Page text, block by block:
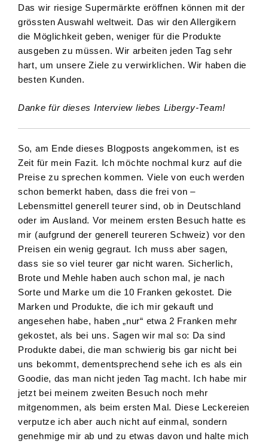
Das wir riesige Supermärkte eröffnen können mit der
grössten Auswahl weltweit. Das wir den Allergikern
die Möglichkeit geben, weniger für die Produkte
ausgeben zu müssen. Wir arbeiten jeden Tag sehr
hart, um unsere Ziele zu verwirklichen. Wir haben die
besten Kunden.
Danke für dieses Interview liebes Libergy-Team!
So, am Ende dieses Blogposts angekommen, ist es
Zeit für mein Fazit. Ich möchte nochmal kurz auf die
Preise zu sprechen kommen. Viele von euch werden
schon bemerkt haben, dass die frei von –
Lebensmittel generell teurer sind, ob in Deutschland
oder im Ausland. Vor meinem ersten Besuch hatte es
mir (aufgrund der generell teureren Schweiz) vor den
Preisen ein wenig gegraut. Ich muss aber sagen,
dass sie so viel teurer gar nicht waren. Sicherlich,
Brote und Mehle haben auch schon mal, je nach
Sorte und Marke um die 10 Franken gekostet. Die
Marken und Produkte, die ich mir gekauft und
angesehen habe, haben „nur“ etwa 2 Franken mehr
gekostet, als bei uns. Sagen wir mal so: Da sind
Produkte dabei, die man schwierig bis gar nicht bei
uns bekommt, dementsprechend sehe ich es als ein
Goodie, das man nicht jeden Tag macht. Ich habe mir
jetzt bei meinem zweiten Besuch noch mehr
mitgenommen, als beim ersten Mal. Diese Leckereien
verputze ich aber auch nicht auf einmal, sondern
genehmige mir ab und zu etwas davon und halte mich